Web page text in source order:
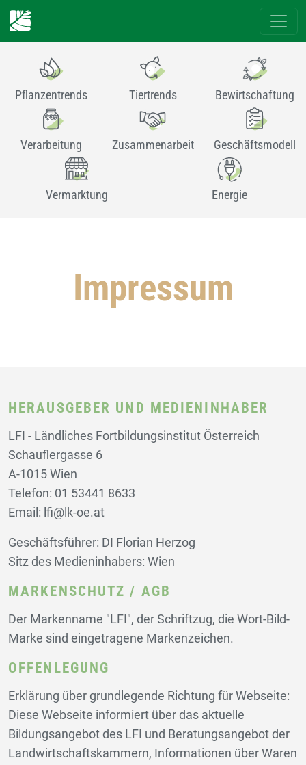
Pflanzentrends Tiertrends Bewirtschaftung
Verarbeitung Zusammenarbeit Geschäftsmodell
Vermarktung Energie
Impressum
HERAUSGEBER UND MEDIENINHABER
LFI - Ländliches Fortbildungsinstitut Österreich
Schauflergasse 6
A-1015 Wien
Telefon: 01 53441 8633
Email: lfi@lk-oe.at
Geschäftsführer: DI Florian Herzog
Sitz des Medieninhabers: Wien
MARKENSCHUTZ / AGB
Der Markenname "LFI", der Schriftzug, die Wort-Bild-
Marke sind eingetragene Markenzeichen.
OFFENLEGUNG
Erklärung über grundlegende Richtung für Webseite:
Diese Webseite informiert über das aktuelle
Bildungsangebot des LFI und Beratungsangebot der
Landwirtschaftskammern, Informationen über Waren